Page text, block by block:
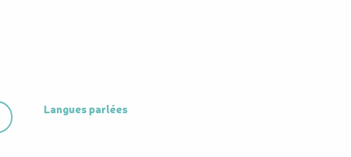
Langues parlées
Langues parlées